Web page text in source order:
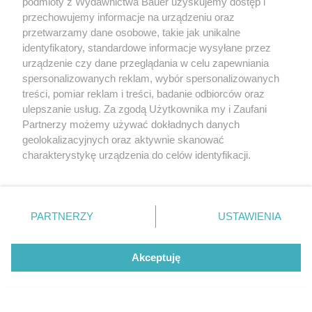
EWA ANNA BARYŁKIEWICZ
Znane pary, których biografie czyta się jednym tchem. To
przechowujemy informacje na urządzeniu oraz
przetwarzamy dane osobowe, takie jak unikalne
identyfikatory, standardowe informacje wysyłane przez
urządzenie czy dane przeglądania w celu zapewniania
spersonalizowanych reklam, wybór spersonalizowanych
treści, pomiar reklam i treści, badanie odbiorców oraz
ulepszanie usług. Za zgodą Użytkownika my i Zaufani
Partnerzy możemy używać dokładnych danych
geolokalizacyjnych oraz aktywnie skanować
charakterystykę urządzenia do celów identyfikacji.
zmienić/wycofać klikając przycisk ustawień prywatności
znajdujący się w lewym dolnym rogu strony
rodzaje przetwarzania danych nie wymagają zgody
użytkownika, ale masz prawo sprzeciwić się takiemu
PARTNERZY USTAWIENIA
Akceptuję